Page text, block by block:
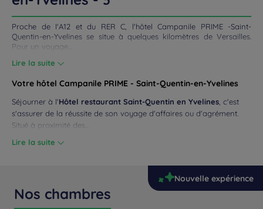
Proche de l'A12 et du RER C, l'hôtel Campanile PRIME -Saint-
Quentin-en-Yvelines se situe à quelques kilomètres de Versailles.
Pour un voyage...
Lire la suite
Votre hôtel Campanile PRIME - Saint-Quentin-en-Yvelines
Séjourner à l'Hôtel restaurant Saint-Quentin en Yvelines , c'est
s'assurer de la réussite de son voyage d'affaires ou d'agrément.
Situé à proximité des...
Lire la suite
Nouvelle expérience
Nos chambres